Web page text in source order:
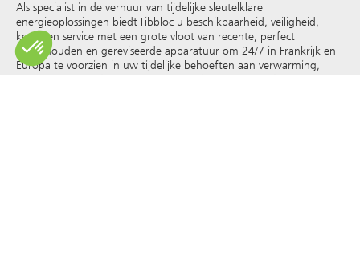
Als specialist in de verhuur van tijdelijke sleutelklare
energieoplossingen biedt Tibbloc u beschikbaarheid, veiligheid,
keuze en service met een grote vloot van recente, perfect
onderhouden en gereviseerde apparatuur om 24/7 in Frankrijk en
Europa te voorzien in uw tijdelijke behoeften aan verwarming,
warm water, koeling, stoom, oververhit water, thermische